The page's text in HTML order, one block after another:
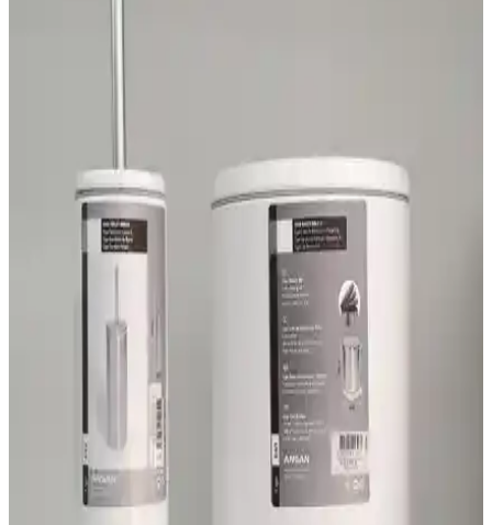
malzeme kalitesiyle günlük kullanım için ideal, ancak kapasite ve
kapak tasarımı bazı kullanıcılar tarafından eleştirilebilir.
Primanova LENOX Çöp Kovası ve Tuvalet Fırçası
Seti Modern ve Şık Banyo Aksesuarları
Primanova'nın LENOX seti, modern tasarımı ve dayanıklı
malzemesiyle banyolarınıza şıklık ve fonksiyonellik getiriyor. Bej
renk seçeneğiyle estetik ve kullanışlı bu set, pratik ve şık bir banyo
Arbu Home ve Metropolavm Çöp Kovaları
Karşılaştırması: Özellikler ve Kullanıcı Yorumları
İki popüler mutfak çöp kovasını detaylı karşılaştırıyoruz. Arbu
Home'un 15 litrelik şık ve dayanıklı modeli ile Metropolavm'in
küçük ve pratik dolap içi çözümünü inceleyerek en uygun seçimi
yapmanıza yardımcı oluyoruz.